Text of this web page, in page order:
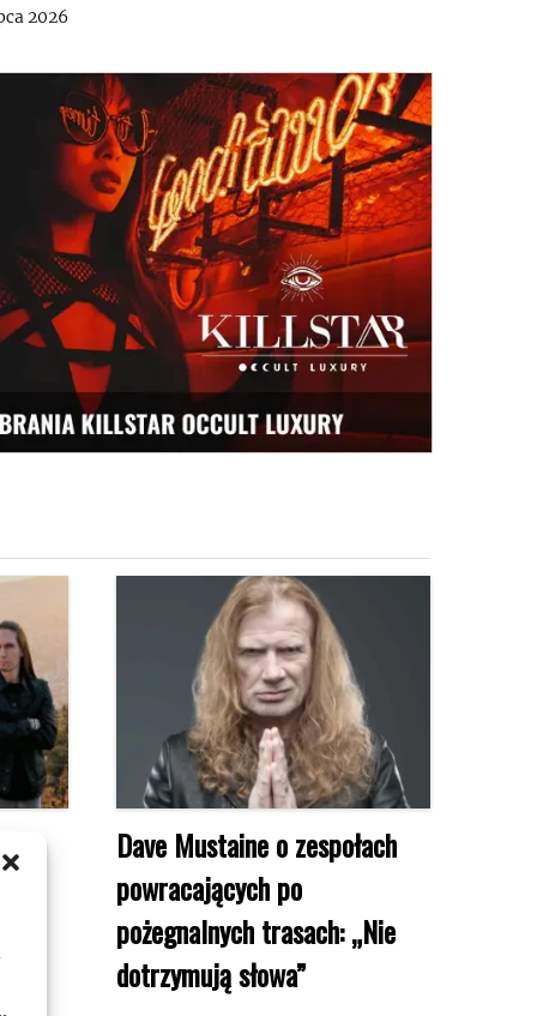
2026
i
Dave Mustaine o zespołach
powracających po
pożegnalnych trasach: „Nie
dotrzymują słowa”